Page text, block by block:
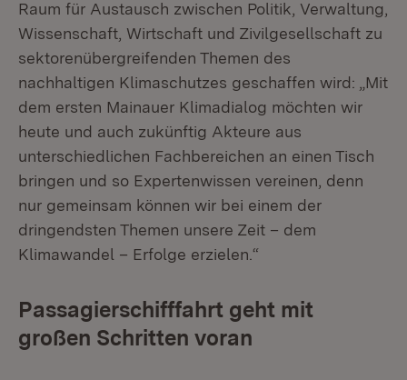
Raum für Austausch zwischen Politik, Verwaltung,
Wissenschaft, Wirtschaft und Zivilgesellschaft zu
sektorenübergreifenden Themen des
nachhaltigen Klimaschutzes geschaffen wird: „Mit
dem ersten Mainauer Klimadialog möchten wir
heute und auch zukünftig Akteure aus
unterschiedlichen Fachbereichen an einen Tisch
bringen und so Expertenwissen vereinen, denn
nur gemeinsam können wir bei einem der
dringendsten Themen unsere Zeit – dem
Klimawandel – Erfolge erzielen.“
Passagierschifffahrt geht mit
großen Schritten voran